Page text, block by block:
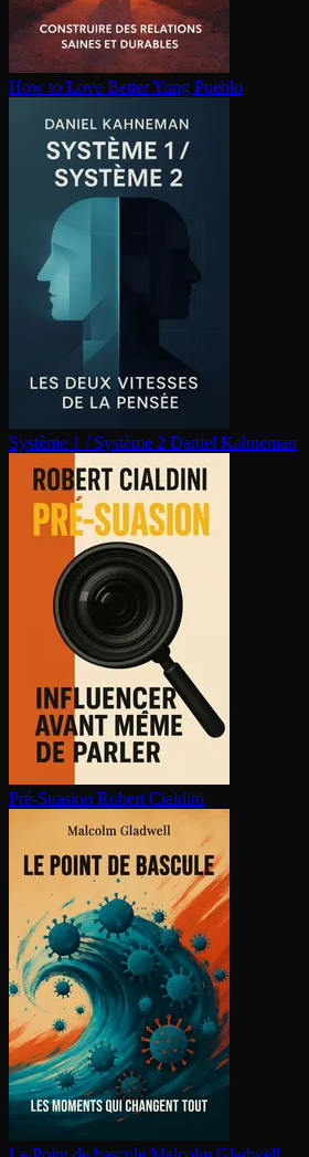
How to Love BetterYung Pueblo
Système 1 / Système 2 Daniel Kahneman
Pré-Suasion Robert Cialdini